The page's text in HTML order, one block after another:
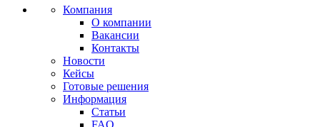
Компания
О компании
Вакансии
Контакты
Новости
Кейсы
Готовые решения
Информация
Статьи